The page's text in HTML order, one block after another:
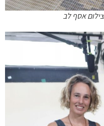
אסף לב